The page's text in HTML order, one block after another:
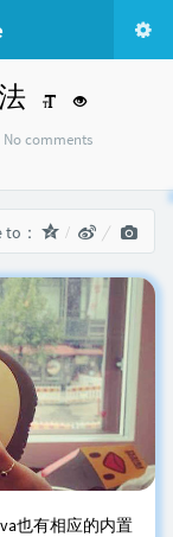
No comments
to：
也有相应的内置